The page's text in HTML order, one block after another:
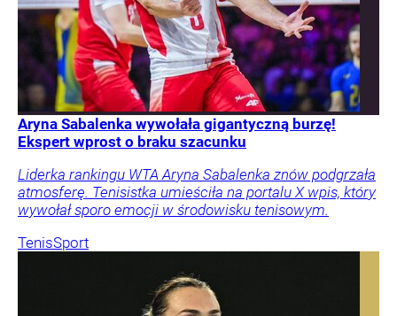
Aryna Sabalenka wywołała gigantyczną burzę!
Ekspert wprost o braku szacunku
Liderka rankingu WTA Aryna Sabalenka znów podgrzała
atmosferę. Tenisistka umieściła na portalu X wpis, który
wywołał sporo emocji w środowisku tenisowym.
TenisSport